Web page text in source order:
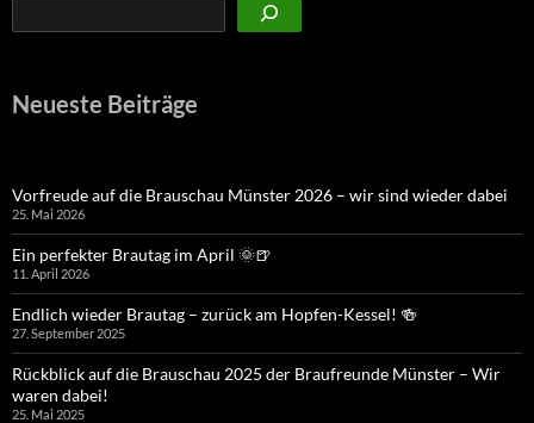
Neueste Beiträge
Vorfreude auf die Brauschau Münster 2026 – wir sind wieder dabei
25. Mai 2026
Ein perfekter Brautag im April 🌞🍺
11. April 2026
Endlich wieder Brautag – zurück am Hopfen-Kessel! 🍻
27. September 2025
Rückblick auf die Brauschau 2025 der Braufreunde Münster – Wir
waren dabei!
25. Mai 2025